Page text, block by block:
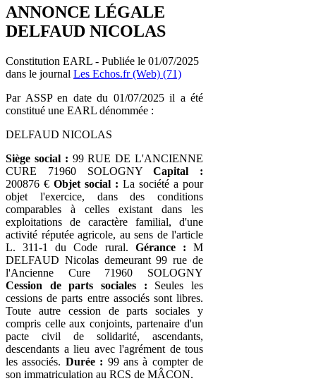
ANNONCE LÉGALE
DELFAUD NICOLAS
Constitution EARL - Publiée le 01/07/2025
dans le journal Les Echos.fr (Web) (71)
Par ASSP en date du 01/07/2025 il a été
constitué une EARL dénommée :
DELFAUD NICOLAS
Siège social : 99 RUE DE L'ANCIENNE
CURE 71960 SOLOGNYCapital :
200876 € Objet social : La société a pour
objet l'exercice, dans des conditions
comparables à celles existant dans les
exploitations de caractère familial, d'une
activité réputée agricole, au sens de l'article
L. 311-1 du Code rural. Gérance : M
DELFAUD Nicolas demeurant 99 rue de
l'Ancienne Cure 71960 SOLOGNY
Cession de parts sociales : Seules les
cessions de parts entre associés sont libres.
Toute autre cession de parts sociales y
compris celle aux conjoints, partenaire d'un
pacte civil de solidarité, ascendants,
descendants a lieu avec l'agrément de tous
les associés. Durée : 99 ans à compter de
son immatriculation au RCS de MÂCON.